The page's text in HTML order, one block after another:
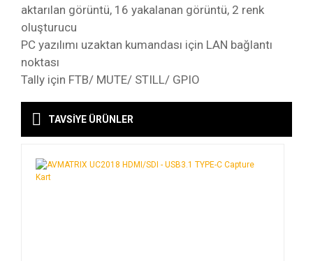
aktarılan görüntü, 16 yakalanan görüntü, 2 renk
oluşturucu
PC yazılımı uzaktan kumandası için LAN bağlantı
noktası
Tally için FTB/ MUTE/ STILL/ GPIO
Bu ürüne ilk yorumu siz yapın!
Kargoya Veriliş Süresi
Ürünlerimizin ortalama olarak kargoya veriliş
süresi 1-3 iş günüdür. Resmi Tatil ve hafta
sonları ürün sevkiyatımız yoktur.
TAVSİYE ÜRÜNLER